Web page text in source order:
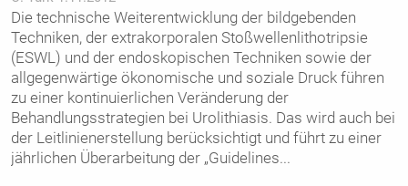
Die technische Weiterentwicklung der bildgebenden
Techniken, der extrakorporalen Stoßwellenlithotripsie
(ESWL) und der endoskopischen Techniken sowie der
allgegenwärtige ökonomische und soziale Druck führen
zu einer kontinuierlichen Veränderung der
Behandlungsstrategien bei Urolithiasis. Das wird auch bei
der Leitlinienerstellung berücksichtigt und führt zu einer
jährlichen Überarbeitung der „Guidelines...